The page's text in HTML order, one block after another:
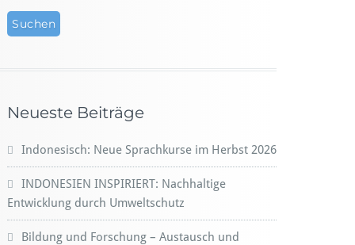
Neueste Beiträge
Indonesisch: Neue Sprachkurse im Herbst 2026
INDONESIEN INSPIRIERT: Nachhaltige
Entwicklung durch Umweltschutz
Bildung und Forschung – Austausch und